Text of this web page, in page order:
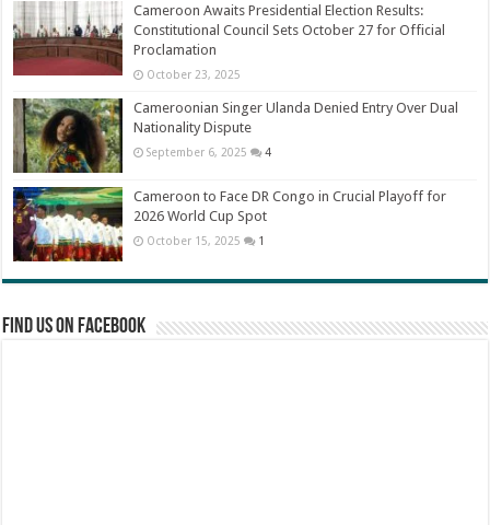
Cameroon Awaits Presidential Election Results:
Constitutional Council Sets October 27 for Official
Proclamation
October 23, 2025
Cameroonian Singer Ulanda Denied Entry Over Dual
Nationality Dispute
September 6, 2025 4
Cameroon to Face DR Congo in Crucial Playoff for
2026 World Cup Spot
October 15, 2025 1
Find us on Facebook